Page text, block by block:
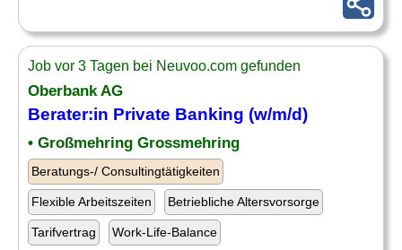
Job vor 3 Tagen bei Neuvoo.com gefunden
Oberbank AG
Berater:in Private Banking (w/m/d)
• Großmehring Grossmehring
Beratungs-/ Consultingtätigkeiten
Flexible Arbeitszeiten Betriebliche Altersvorsorge
Tarifvertrag Work-Life-Balance